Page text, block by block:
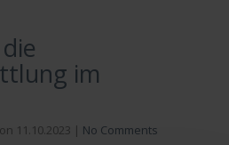
im
on 11.10.2023 | No Comments